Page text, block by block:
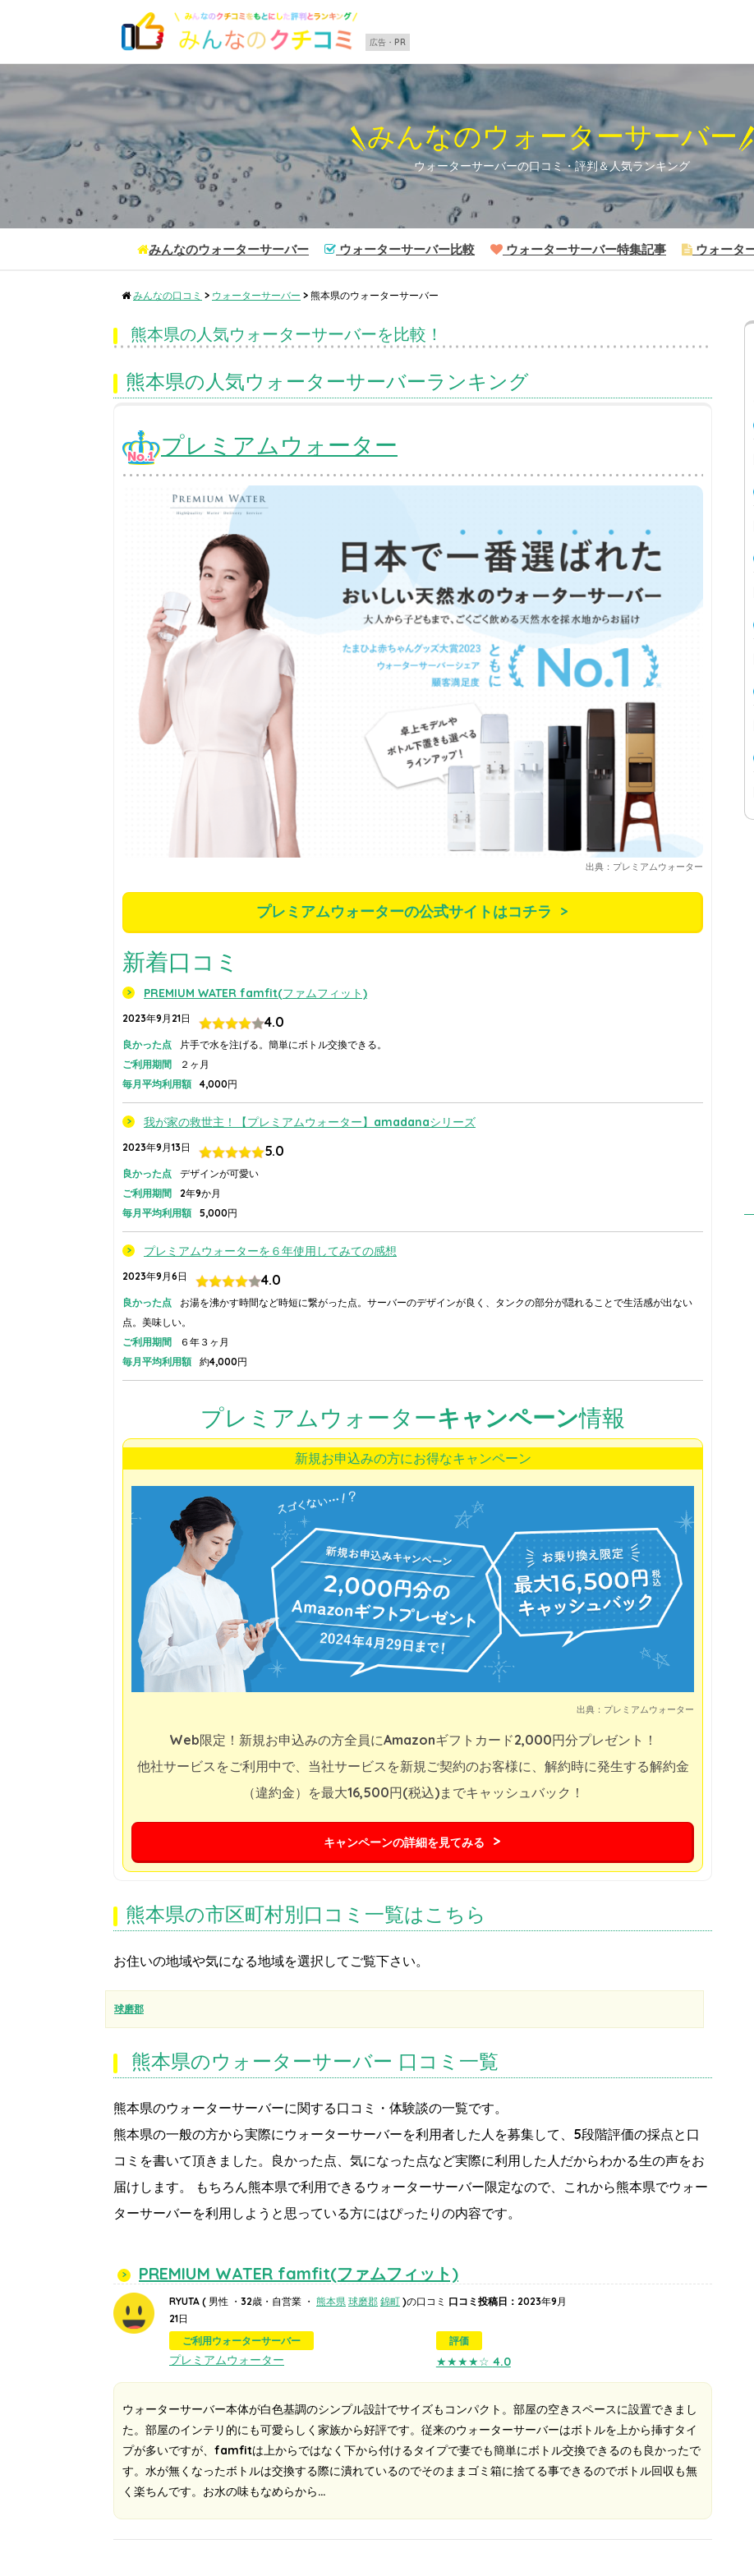
広告・PR
みんなのウォーターサーバー
ウォーターサーバーの口コミ・評判＆人気ランキング
みんなのウォーターサーバー ウォーターサーバー比較 ウォーターサーバー特集記事 ウォータ
みんなの口コミ > ウォーターサーバー > 熊本県のウォーターサーバー
熊本県の人気ウォーターサーバーを比較！
熊本県の人気ウォーターサーバーランキング
プレミアムウォーター
出典：プレミアムウォーター
プレミアムウォーターの公式サイトはコチラ
新着口コミ
PREMIUM WATER famfit(ファムフィット)
2023年9月21日 4.0
良かった点
片手で水を注げる。簡単にボトル交換できる。
ご利用期間
２ヶ月
毎月平均利用額
4,000円
我が家の救世主！【プレミアムウォーター】amadanaシリーズ
2023年9月13日 5.0
良かった点
デザインが可愛い
ご利用期間
2年9か月
毎月平均利用額
5,000円
プレミアムウォーターを６年使用してみての感想
2023年9月6日 4.0
良かった点
お湯を沸かす時間など時短に繋がった点。サーバーのデザインが良く、タンクの部分が隠れることで生活感が出ない
点。美味しい。
ご利用期間
６年３ヶ月
毎月平均利用額
約4,000円
プレミアムウォーターキャンペーン情報
新規お申込みの方にお得なキャンペーン
出典：プレミアムウォーター
Web限定！新規お申込みの方全員にAmazonギフトカード2,000円分プレゼント！
他社サービスをご利用中で、当社サービスを新規ご契約のお客様に、解約時に発生する解約金
（違約金）を最大16,500円(税込)までキャッシュバック！
キャンペーンの詳細を見てみる
熊本県の市区町村別口コミ一覧はこちら
お住いの地域や気になる地域を選択してご覧下さい。
球磨郡
熊本県のウォーターサーバー 口コミ一覧
熊本県のウォーターサーバーに関する口コミ・体験談の一覧です。
熊本県の一般の方から実際にウォーターサーバーを利用者した人を募集して、5段階評価の採点と口
コミを書いて頂きました。良かった点、気になった点など実際に利用した人だからわかる生の声をお
届けします。 もちろん熊本県で利用できるウォーターサーバー限定なので、これから熊本県でウォー
ターサーバーを利用しようと思っている方にはぴったりの内容です。
PREMIUM WATER famfit(ファムフィット)
RYUTA ( 男性 ・32歳・自営業 ・ 熊本県 球磨郡 錦町 )の口コミ 口コミ投稿日： 2023年9月
21日
ご利用ウォーターサーバー
プレミアムウォーター
評価
★★★★☆ 4.0
ウォーターサーバー本体が白色基調のシンプル設計でサイズもコンパクト。部屋の空きスペースに設置できまし
た。部屋のインテリ的にも可愛らしく家族から好評です。従来のウォーターサーバーはボトルを上から挿すタイ
プが多いですが、famfitは上からではなく下から付けるタイプで妻でも簡単にボトル交換できるのも良かったで
す。水が無くなったボトルは交換する際に潰れているのでそのままゴミ箱に捨てる事できるのでボトル回収も無
く楽ちんです。お水の味もなめらから…